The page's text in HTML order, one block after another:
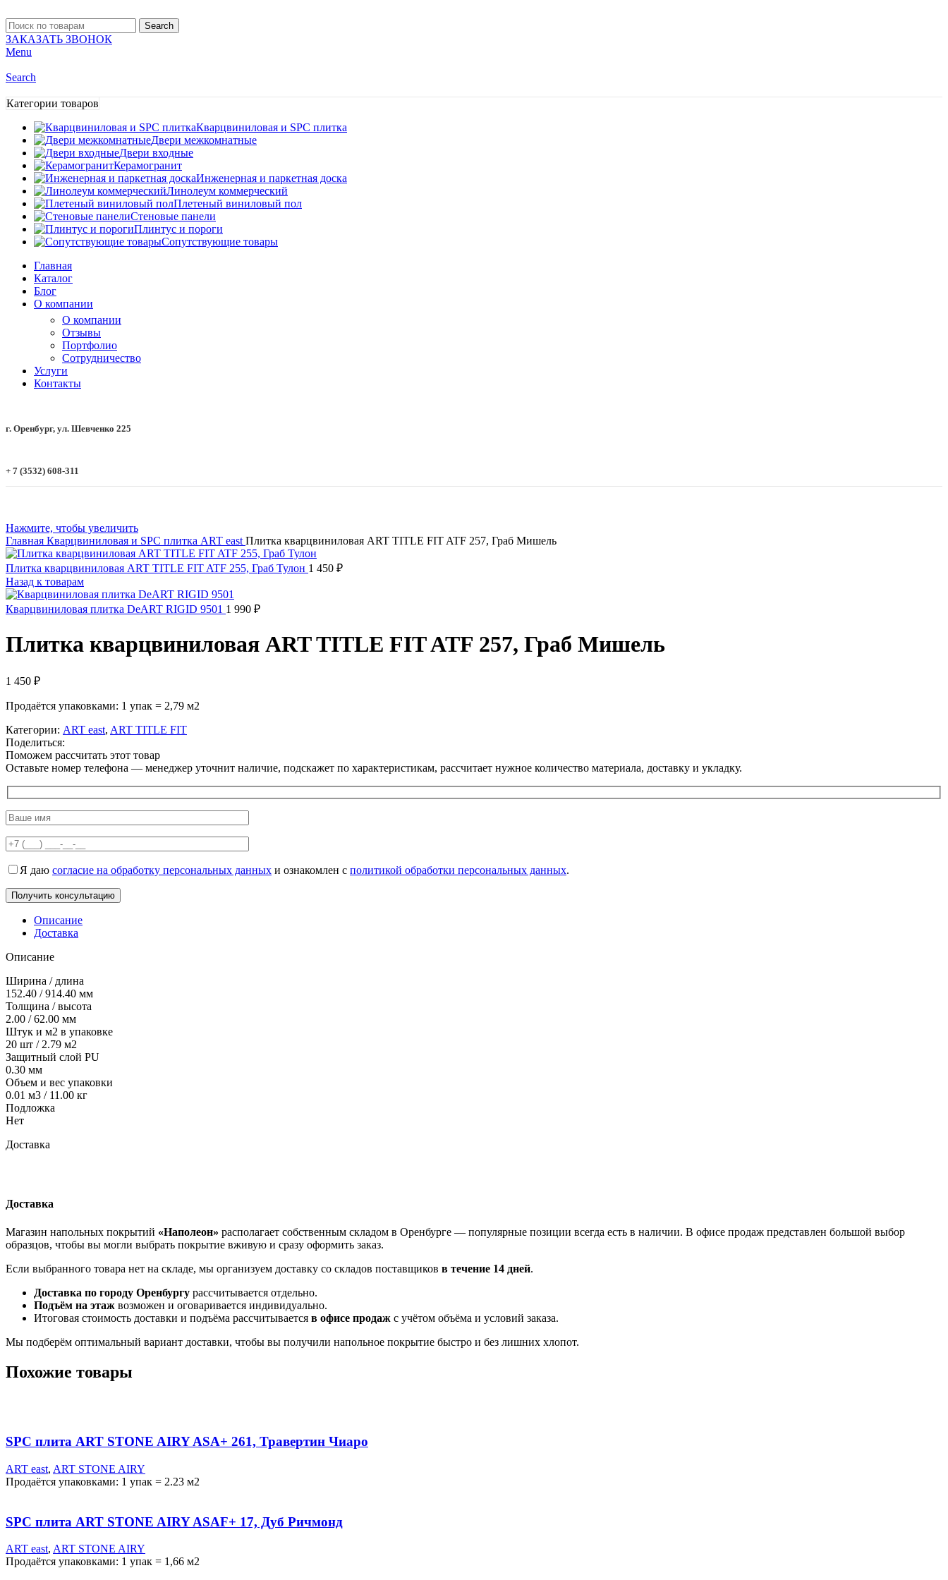
Search
ЗАКАЗАТЬ ЗВОНОК
Menu
Search
Категории товаров
Кварцвиниловая и SPC плитка
Двери межкомнатные
Двери входные
Керамогранит
Инженерная и паркетная доска
Линолеум коммерческий
Плетеный виниловый пол
Стеновые панели
Плинтус и пороги
Сопутствующие товары
Главная
Каталог
Блог
О компании
О компании
Отзывы
Портфолио
Сотрудничество
Услуги
Контакты
г. Оренбург, ул. Шевченко 225
+ 7 (3532) 608-311
Нажмите, чтобы увеличить
Главная Кварцвиниловая и SPC плитка ART east Плитка кварцвиниловая ART TITLE FIT ATF 257, Граб Мишель
Плитка кварцвиниловая ART TITLE FIT ATF 255, Граб Тулон 1 450 ₽
Назад к товарам
Кварцвиниловая плитка DeART RIGID 9501 1 990 ₽
Плитка кварцвиниловая ART TITLE FIT ATF 257, Граб Мишель
1 450 ₽
Продаётся упаковками: 1 упак = 2,79 м2
Категории: ART east, ART TITLE FIT
Поделиться:
Поможем рассчитать этот товар
Оставьте номер телефона — менеджер уточнит наличие, подскажет по характеристикам, рассчитает нужное количество материала, доставку и укладку.
Я даю согласие на обработку персональных данных и ознакомлен с политикой обработки персональных данных.
Описание
Доставка
Описание
Ширина / длина
152.40 / 914.40 мм
Толщина / высота
2.00 / 62.00 мм
Штук и м2 в упаковке
20 шт / 2.79 м2
Защитный слой PU
0.30 мм
Объем и вес упаковки
0.01 м3 / 11.00 кг
Подложка
Нет
Доставка
Доставка
Магазин напольных покрытий «Наполеон» располагает собственным складом в Оренбурге — популярные позиции всегда есть в наличии. В офисе продаж представлен большой выбор
образцов, чтобы вы могли выбрать покрытие вживую и сразу оформить заказ.
Если выбранного товара нет на складе, мы организуем доставку со складов поставщиков в течение 14 дней.
Доставка по городу Оренбургу рассчитывается отдельно.
Подъём на этаж возможен и оговаривается индивидуально.
Итоговая стоимость доставки и подъёма рассчитывается в офисе продаж с учётом объёма и условий заказа.
Мы подберём оптимальный вариант доставки, чтобы вы получили напольное покрытие быстро и без лишних хлопот.
Похожие товары
SPC плита ART STONE AIRY ASA+ 261, Травертин Чиаро
ART east, ART STONE AIRY
Продаётся упаковками: 1 упак = 2.23 м2
SPC плита ART STONE AIRY ASAF+ 17, Дуб Ричмонд
ART east, ART STONE AIRY
Продаётся упаковками: 1 упак = 1,66 м2